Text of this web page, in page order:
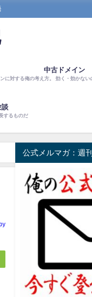
中古ドメイン
に対する俺の考え方。 効く・効かない
談
するものだ
公式メルマガ：週